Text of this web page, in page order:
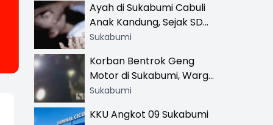
Khusus
Ayah di Sukabumi Cabuli
Anak Kandung, Sejak SD
Hingga SMA
Sukabumi
Korban Bentrok Geng
Motor di Sukabumi, Warga
dan Sopir Tangki
Sukabumi
KKU Angkot 09 Sukabumi